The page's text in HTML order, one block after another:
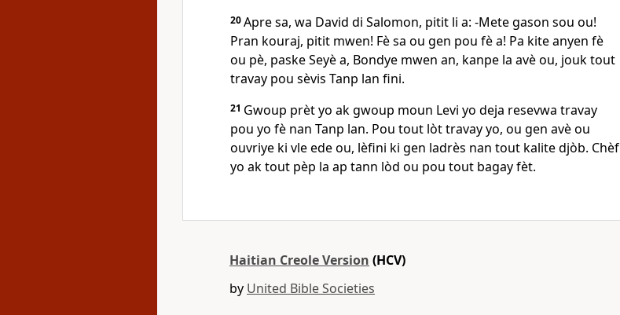
20Apre sa, wa David di Salomon, pitit li a: -Mete gason sou ou!
Pran kouraj, pitit mwen! Fè sa ou gen pou fè a! Pa kite anyen fè
ou pè, paske Seyè a, Bondye mwen an, kanpe la avè ou, jouk tout
travay pou sèvis Tanp lan fini.
21 Gwoup prèt yo ak gwoup moun Levi yo deja resevwa travay
pou yo fè nan Tanp lan. Pou tout lòt travay yo, ou gen avè ou
ouvriye ki vle ede ou, lèfini ki gen ladrès nan tout kalite djòb. Chèf
yo ak tout pèp la ap tann lòd ou pou tout bagay fèt.
Haitian Creole Version (HCV)
by United Bible Societies